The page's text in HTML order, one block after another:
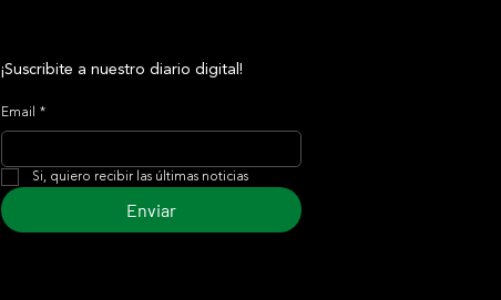
¡Suscribite a nuestro diario digital!
Email *
Si, quiero recibir las últimas noticias
Enviar